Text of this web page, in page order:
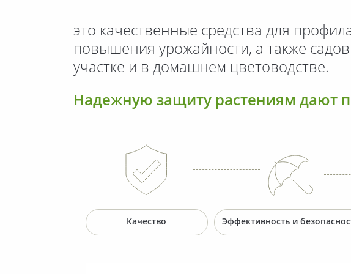
это качественные средства для
повышения урожайности, а также
участке и в домашнем цветоводстве.
Надежную защиту растениям дают
Качество Эффективность и